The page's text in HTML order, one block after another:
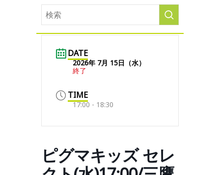
DATE
2026年 7月 15日（水）
終了
TIME
17:00 - 18:30
ピグマキッズ セレ